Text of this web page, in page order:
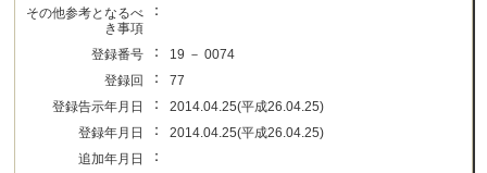
その他参考となるべ
き事項
：
登録番号 ：
19 － 0074
登録回
：
77
登録告示年月日
：
2014.04.25(平成26.04.25)
登録年月日
：
2014.04.25(平成26.04.25)
追加年月日
：